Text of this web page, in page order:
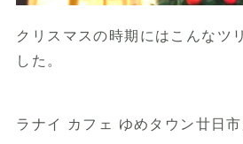
クリスマスの時期にはこんなツ
した。
ラナイ カフェ ゆめタウン廿日